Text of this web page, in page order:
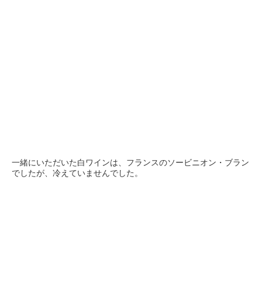
一緒にいただいた白ワインは、フランスのソービニオン・ブラン
でしたが、冷えていませんでした。